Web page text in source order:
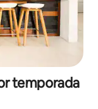
temporada